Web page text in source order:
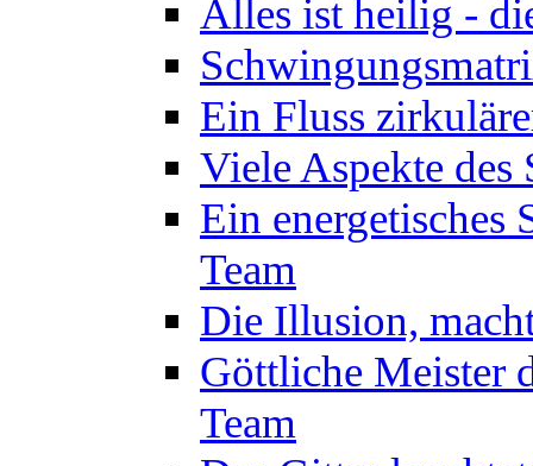
Alles ist heilig -
Ein Fluss
Viele Aspekte des
Ein energetisches
Team
Die Illusion,
Göttliche Meister
Team